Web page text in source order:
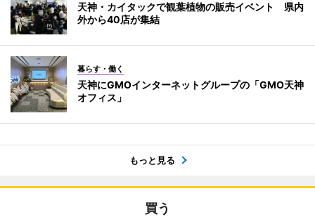
天神・カイタックで観葉植物の販売イベント 県内
外から40店が集結
暮らす・働く
天神にGMOインターネットグループの「GMO天神
オフィス」
もっと見る
買う